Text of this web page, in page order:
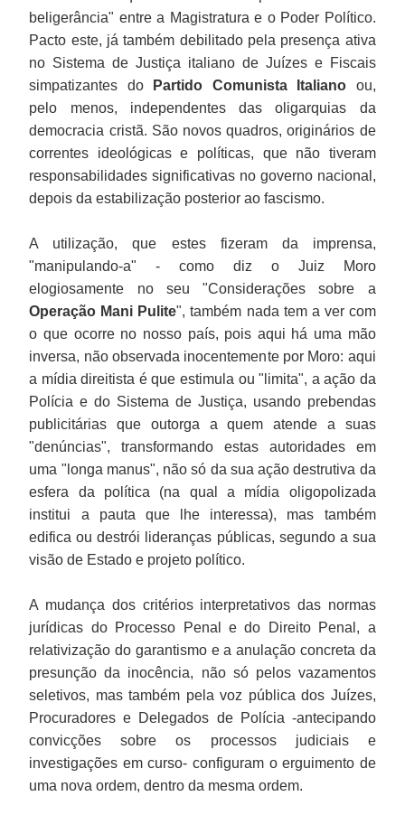
beligerância" entre a Magistratura e o Poder Político.
Pacto este, já também debilitado pela presença ativa
no Sistema de Justiça italiano de Juízes e Fiscais
simpatizantes do
Partido Comunista Italiano ou,
pelo menos, independentes das oligarquias da
democracia cristã. São novos quadros, originários de
correntes ideológicas e políticas, que não tiveram
responsabilidades significativas no governo nacional,
depois da estabilização posterior ao fascismo.
A utilização, que estes fizeram da imprensa,
"manipulando-a" - como diz o Juiz Moro
elogiosamente no seu "Considerações sobre a
Operação Mani Pulite", também nada tem a ver com
o que ocorre no nosso país, pois aqui há uma mão
inversa, não observada inocentemente por Moro: aqui
a mídia direitista é que estimula ou "limita", a ação da
Polícia e do Sistema de Justiça, usando prebendas
publicitárias que outorga a quem atende a suas
"denúncias", transformando estas autoridades em
uma "longa manus", não só da sua ação destrutiva da
esfera da política (na qual a mídia oligopolizada
institui a pauta que lhe interessa), mas também
edifica ou destrói lideranças públicas, segundo a sua
visão de Estado e projeto político.
A mudança dos critérios interpretativos das normas
jurídicas do Processo Penal e do Direito Penal, a
relativização do garantismo e a anulação concreta da
presunção da inocência, não só pelos vazamentos
seletivos, mas também pela voz pública dos Juízes,
Procuradores e Delegados de Polícia -antecipando
convicções sobre os processos judiciais e
investigações em curso- configuram o erguimento de
uma nova ordem, dentro da mesma ordem.